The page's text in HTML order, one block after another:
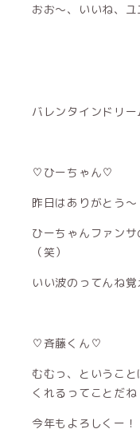
おお〜、いいね、
バレンタインドリ
♡ひーちゃん♡
昨日はありがとう〜
ひーちゃんファン
（笑）
いい波のってんね覚
♡斉藤くん♡
むむっ、というこ
くれるってことだね
今年もよろしくー！